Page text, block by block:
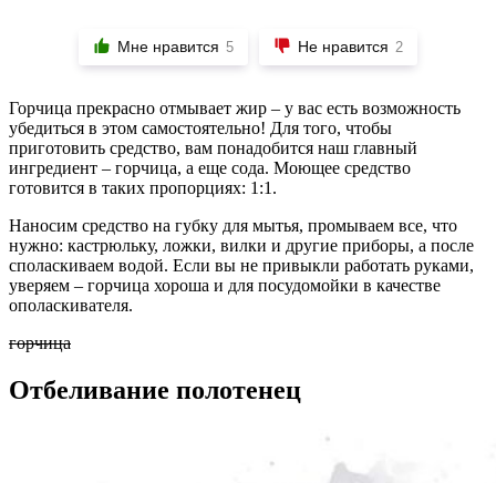
Мне нравится 5 Не нравится 2
Горчица прекрасно отмывает жир – у вас есть возможность
убедиться в этом самостоятельно! Для того, чтобы
приготовить средство, вам понадобится наш главный
ингредиент – горчица, а еще сода. Моющее средство
готовится в таких пропорциях: 1:1.
Наносим средство на губку для мытья, промываем все, что
нужно: кастрюльку, ложки, вилки и другие приборы, а после
споласкиваем водой. Если вы не привыкли работать руками,
уверяем – горчица хороша и для посудомойки в качестве
ополаскивателя.
горчица
Отбеливание полотенец